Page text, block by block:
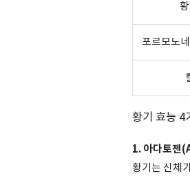
포르모노
황기 효능 4
1. 아다토
황기는 신체